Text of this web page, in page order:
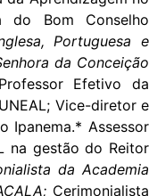
do Bom Conselho
Portuguesa e
da Conceição
Professor Efetivo da
Vice-diretor e
Ipanema.* Assessor
na gestão do Reitor
da Academia
Cerimonialista